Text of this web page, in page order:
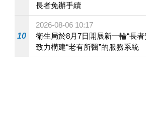
長者免辦手續
10
2026-08-06 10:17
衛生局於8月7日開展新一輪“長
致力構建“老有所醫”的服務系統